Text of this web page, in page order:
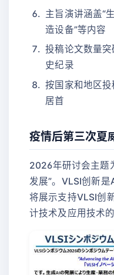
主旨演讲涵盖“
造设备”等内容
投稿论文数量
史纪录
按国家和地区
居首
疫情后第三次夏
2026年研讨会主题
发展”。VLSI创新
将展示支持VLSI创
计技术及应用技术